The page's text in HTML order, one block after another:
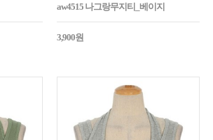
aw4515 나그랑무지티_베이지
3,900원